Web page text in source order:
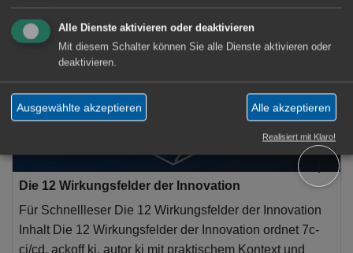
Die 12 Wirkungsfelder der Innovation
Für Schnellleser Die 12 Wirkungsfelder der Innovation
Inhalt Die 12 Wirkungsfelder der Innovation ordnet 7c-
ci/cd, ackoff ki, autor ki mit praktischem Kontext und
Alle Dienste aktivieren oder deaktivieren
Mit diesem Schalter können Sie alle Dienste aktivieren oder
deaktivieren.
Ausgewählte akzeptieren Alle akzeptieren
Realisiert mit Klaro!